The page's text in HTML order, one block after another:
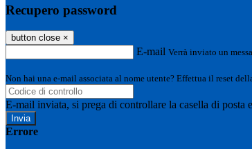
Recupero password
button close ×
E-mail Verrà inviato un
Non hai una e-mail associata al nome utente? Effettua il reset
E-mail inviata, si prega di controllare la casella di posta
Errore